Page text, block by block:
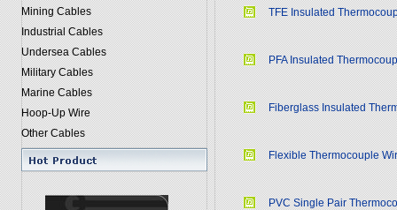
Mining Cables
Industrial Cables
Undersea Cables
Military Cables
Marine Cables
Hoop-Up Wire
Other Cables
TFE Insulated
PFA Insulated
Fiberglass Insulated
Flexible Thermocouple
PVC Single Pair